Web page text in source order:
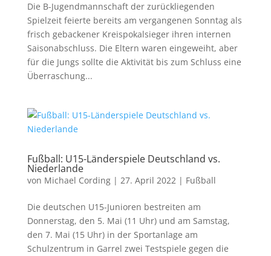
Die B-Jugendmannschaft der zurückliegenden
Spielzeit feierte bereits am vergangenen Sonntag als
frisch gebackener Kreispokalsieger ihren internen
Saisonabschluss. Die Eltern waren eingeweiht, aber
für die Jungs sollte die Aktivität bis zum Schluss eine
Überraschung...
Fußball: U15-Länderspiele Deutschland vs.
Niederlande
von Michael Cording| 27. April 2022| Fußball
Die deutschen U15-Junioren bestreiten am
Donnerstag, den 5. Mai (11 Uhr) und am Samstag,
den 7. Mai (15 Uhr) in der Sportanlage am
Schulzentrum in Garrel zwei Testspiele gegen die